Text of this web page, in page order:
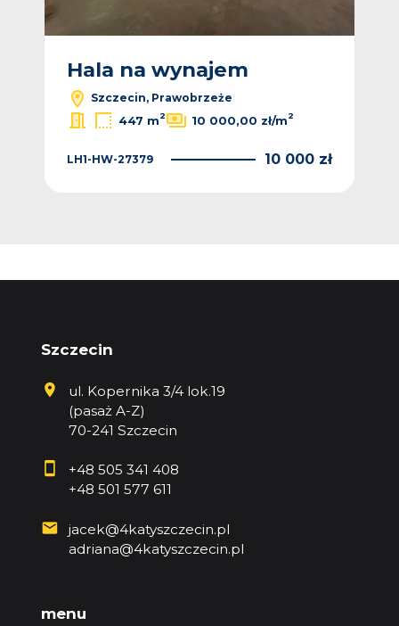
Hala na wynajem
Szczecin, Prawobrzeże
447 m2 10 000,00 zł/m2
LH1-HW-27379 10 000 zł
Szczecin
ul. Kopernika 3/4 lok.19
(pasaż A-Z)
70-241 Szczecin
+48 505 341 408
+48 501 577 611
jacek@4katyszczecin.pl
adriana@4katyszczecin.pl
menu